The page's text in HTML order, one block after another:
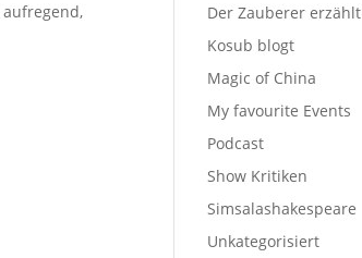
Der Zauberer erzählt
Kosub blogt
Magic of China
My favourite Events
Podcast
Show Kritiken
Simsalashakespeare
Unkategorisiert